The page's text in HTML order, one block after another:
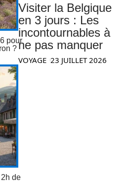
pour
?
de
Visiter la Belgique
en 3 jours : Les
incontournables à
ne pas manquer
VOYAGE 23 JUILLET 2026